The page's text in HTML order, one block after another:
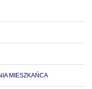
MIESZKAŃCA